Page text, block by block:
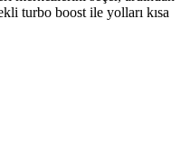
turbo boost ile yolları kısa